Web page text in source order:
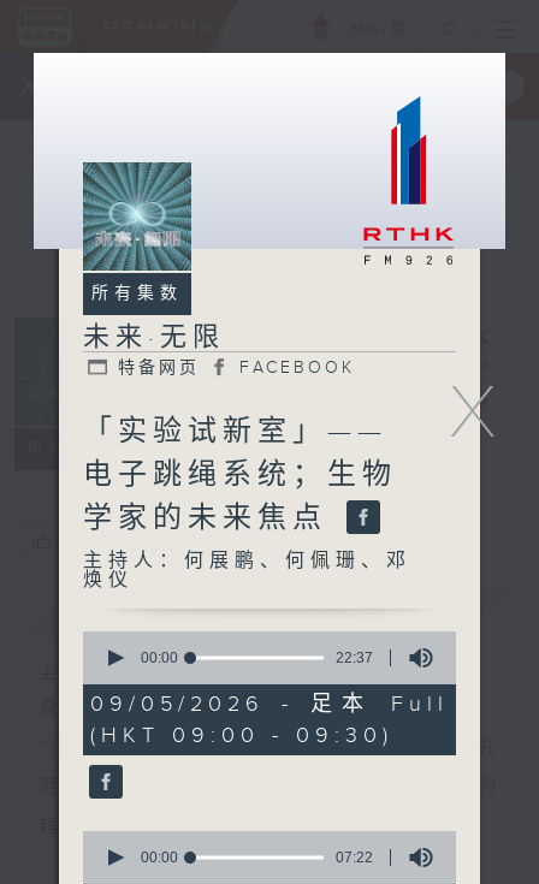
电台直播
特备网页 FACEBOOK
简介 GIST
身处世界关键的转折，需要眼界和知识。
**每个星期六，我们会邀请一位科学家，介绍在其研究
范畴内一个正在影响世界未来发展、我们不可不知的
趋势，以专业和视野来培养具前瞻的预测与洞察力。
**环节『实验试新室』主打应用科技介绍，探讨科技如
更多...
X
所有集数
未来·无限
特备网页 FACEBOOK
「实验试新室」——
电子跳绳系统；生物
学家的未来焦点
主持人：何展鹏、何佩珊、邓
焕仪
seconds
22
minutes,
37
seconds
00:00 22:37
09/05/2026 - 足本 Full
(HKT 09:00 - 09:30)
seconds
00:00 07:22